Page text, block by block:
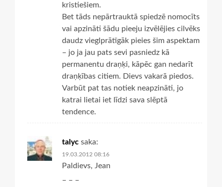
kristiešiem.
Bet tāds nepārtrauktā spiedzē nomocīts
vai apzināti šādu pieeju izvēlējies cilvēks
daudz vieglprātīgāk pieies šim aspektam
– jo ja jau pats sevi pasniedz kā
permanentu draņķi, kāpēc gan nedarīt
draņķības citiem. Dievs vakarā piedos.
Varbūt pat tas notiek neapzināti, jo
katrai lietai iet līdzi sava slēptā
tendence.
talyc saka:
19.03.2012 08:16
Paldievs, Jean
– – –